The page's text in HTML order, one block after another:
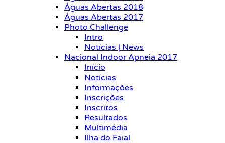
Águas Abertas 2018
Águas Abertas 2017
Photo Challenge
Intro
Notícias | News
Nacional Indoor Apneia 2017
Início
Notícias
Informações
Inscrições
Inscritos
Resultados
Multimédia
Ilha do Faial